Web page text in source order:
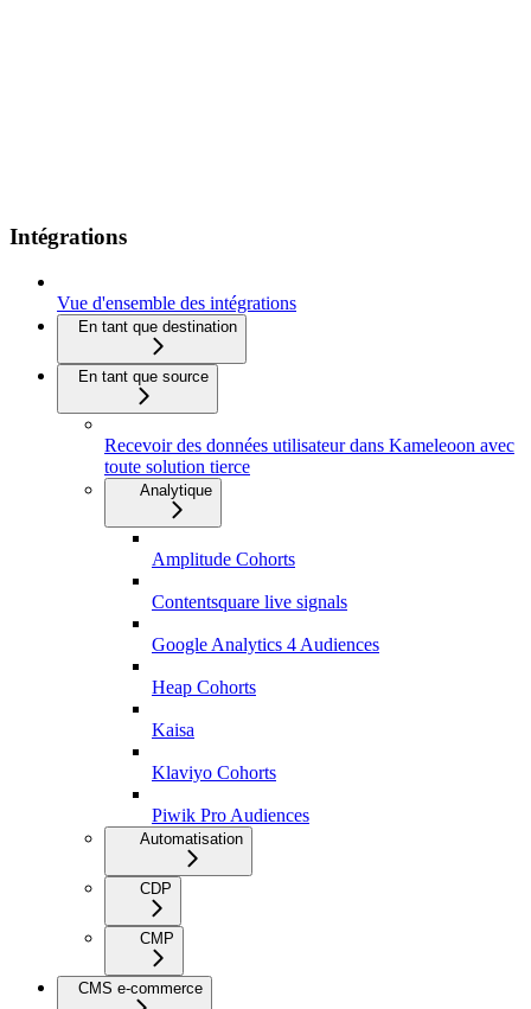
Intégrations
Vue d'ensemble des intégrations
En tant que destination
En tant que source
Recevoir des données utilisateur dans Kameleoon avec
toute solution tierce
Analytique
Amplitude Cohorts
Contentsquare live signals
Google Analytics 4 Audiences
Heap Cohorts
Kaisa
Klaviyo Cohorts
Piwik Pro Audiences
Automatisation
CDP
CMP
CMS e-commerce